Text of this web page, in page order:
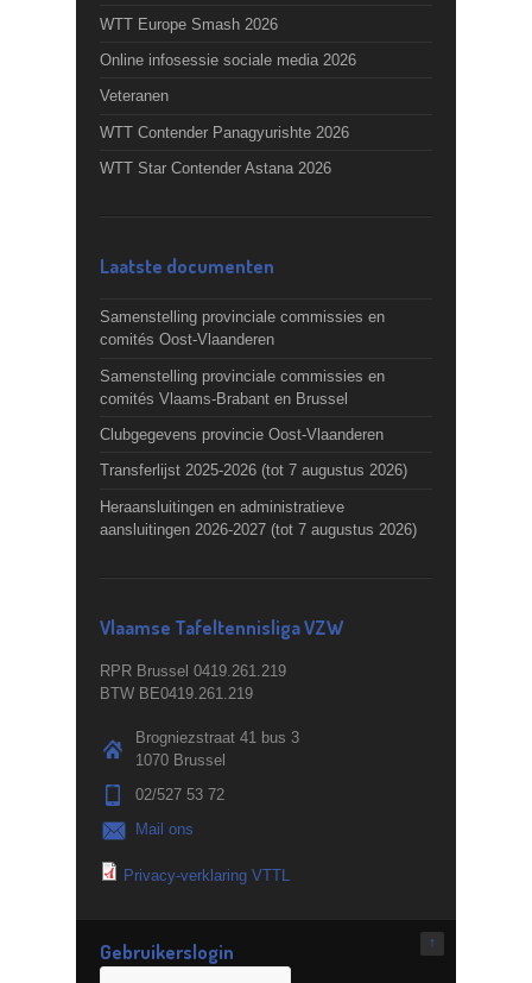
WTT Europe Smash 2026
Online infosessie sociale media 2026
Veteranen
WTT Contender Panagyurishte 2026
WTT Star Contender Astana 2026
Laatste documenten
Samenstelling provinciale commissies en
comités Oost-Vlaanderen
Samenstelling provinciale commissies en
comités Vlaams-Brabant en Brussel
Clubgegevens provincie Oost-Vlaanderen
Transferlijst 2025-2026 (tot 7 augustus 2026)
Heraansluitingen en administratieve
aansluitingen 2026-2027 (tot 7 augustus 2026)
Vlaamse Tafeltennisliga VZW
RPR Brussel 0419.261.219
BTW BE0419.261.219
Brogniezstraat 41 bus 3
1070 Brussel
02/527 53 72
Mail ons
Privacy-verklaring VTTL
↑
Gebruikerslogin